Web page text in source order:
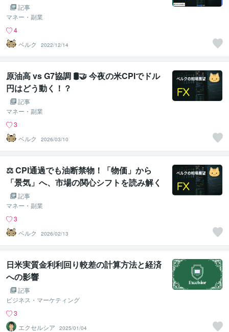
記事
マネー・副業
4
ベルク
2022/12/14
原油高 vs G7協調 🛢️🤝 今夜の米CPIでドル
円はどう動く！？
記事
マネー・副業
3
ベルク
2026/03/10
⚖️ CPI通過でも油断禁物！「物価」から
「景気」へ、市場の関心シフトを読み解く
⚠️🌀記事
マネー・副業
3
ベルク
2026/02/13
日米実質金利利回り較差の計算方法と経済
への影響
記事
ビジネス・マーケティング
3
エクセルシア
2025/01/04